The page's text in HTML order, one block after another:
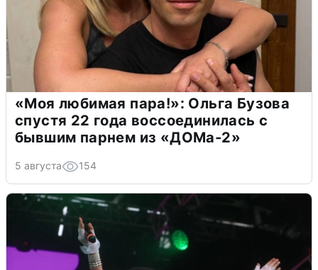
«Моя любимая пара!»: Ольга Бузова
спустя 22 года воссоединилась с
бывшим парнем из «ДОМа-2»
5 августа 154